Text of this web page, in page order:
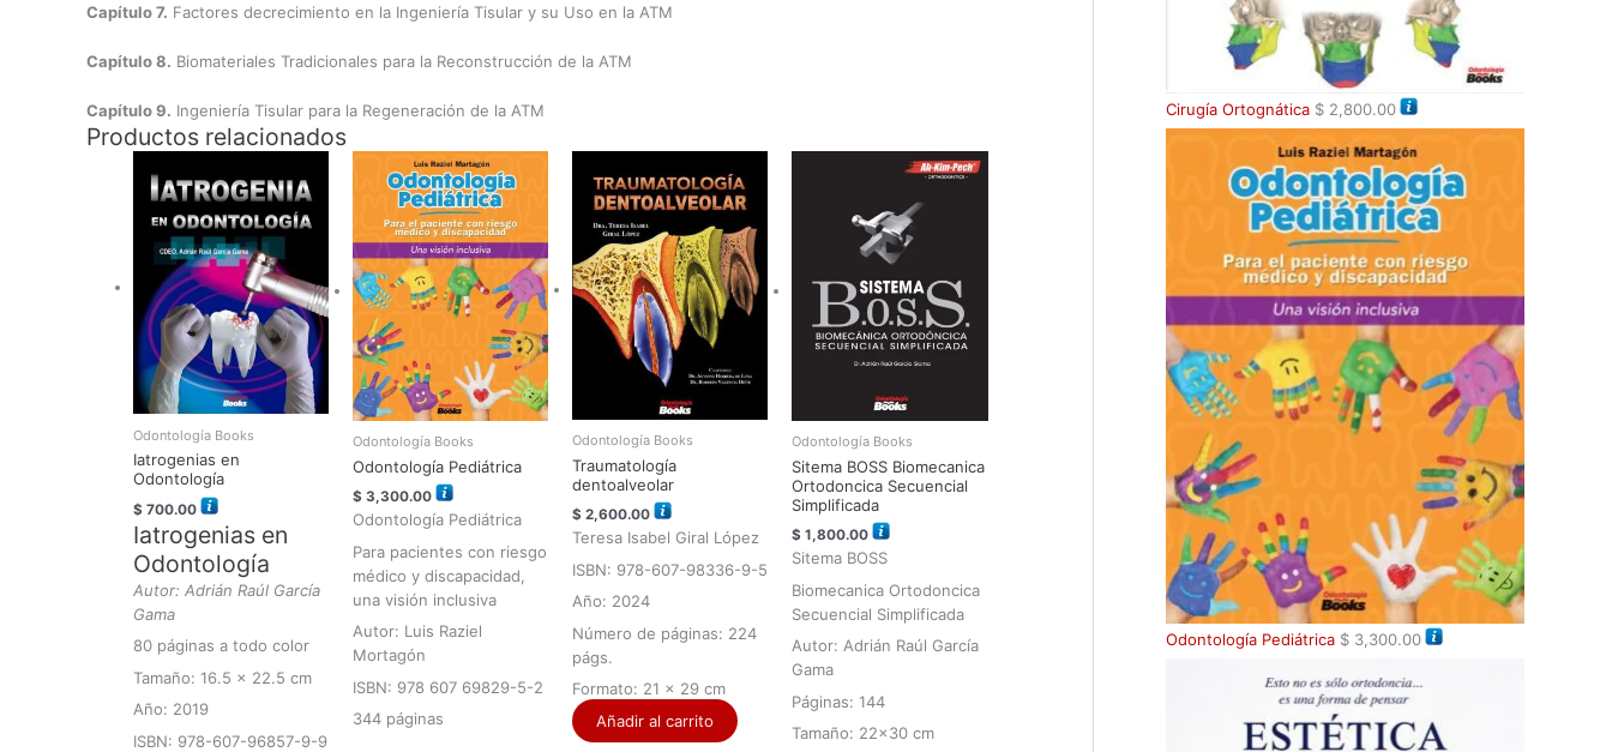
Capítulo 7. Factores decrecimiento en la Ingeniería Tisular y su Uso en la ATM
Capítulo 8. Biomateriales Tradicionales para la Reconstrucción de la ATM
Capítulo 9. Ingeniería Tisular para la Regeneración de la ATM
Productos relacionados
Odontología Books
Iatrogenias en
Odontología
$ 700.00
Iatrogenias en
Odontología
Autor: Adrián Raúl García
Gama
80 páginas a todo color
Tamaño: 16.5 x 22.5 cm
Año: 2019
ISBN: 978-607-96857-9-9
Odontología Books
Odontología Pediátrica
$ 3,300.00
Odontología Pediátrica
Para pacientes con riesgo
médico y discapacidad,
una visión inclusiva
Autor: Luis Raziel
Mortagón
ISBN: 978 607 69829-5-2
344 páginas
Odontología Books
Traumatología
dentoalveolar
$ 2,600.00
Teresa Isabel Giral López
ISBN: 978-607-98336-9-5
Año: 2024
Número de páginas: 224
págs.
Formato: 21 x 29 cm
Añadir al carrito
Odontología Books
Sitema BOSS Biomecanica
Ortodoncica Secuencial
Simplificada
$ 1,800.00
Sitema BOSS
Biomecanica Ortodoncica
Secuencial Simplificada
Autor: Adrián Raúl García
Gama
Páginas: 144
Tamaño: 22×30 cm
Cirugía Ortognática $ 2,800.00
Odontología Pediátrica $ 3,300.00